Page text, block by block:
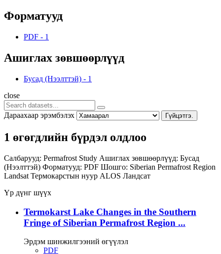
Форматууд
PDF - 1
Ашиглах зөвшөөрлүүд
Бусад (Нээлттэй) - 1
close
Дараахаар эрэмбэлэх Гүйцэтгэ.
1 өгөгдлийн бүрдэл олдлоо
Салбарууд: Permafrost Study Ашиглах зөвшөөрлүүд: Бусад
(Нээлттэй) Форматууд: PDF Шошго: Siberian Permafrost Region
Landsat Термокарстын нуур ALOS Ландсат
Үр дүнг шүүх
Termokarst Lake Changes in the Southern
Fringe of Siberian Permafrost Region ...
Эрдэм шинжилгээний өгүүлэл
PDF